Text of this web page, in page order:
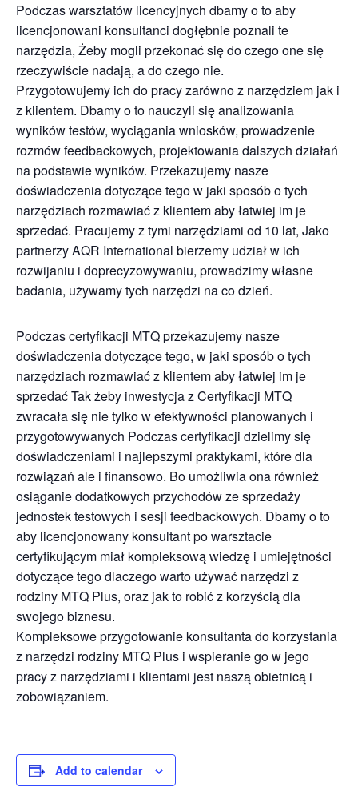
Podczas warsztatów licencyjnych dbamy o to aby
licencjonowani konsultanci dogłębnie poznali te
narzędzia, Żeby mogli przekonać się do czego one się
rzeczywiście nadają, a do czego nie.
Przygotowujemy ich do pracy zarówno z narzędziem jak i
z klientem. Dbamy o to nauczyli się analizowania
wyników testów, wyciągania wniosków, prowadzenie
rozmów feedbackowych, projektowania dalszych działań
na podstawie wyników. Przekazujemy nasze
doświadczenia dotyczące tego w jaki sposób o tych
narzędziach rozmawiać z klientem aby łatwiej im je
sprzedać. Pracujemy z tymi narzędziami od 10 lat, Jako
partnerzy AQR International bierzemy udział w ich
rozwijaniu i doprecyzowywaniu, prowadzimy własne
badania, używamy tych narzędzi na co dzień.
Podczas certyfikacji MTQ przekazujemy nasze
doświadczenia dotyczące tego, w jaki sposób o tych
narzędziach rozmawiać z klientem aby łatwiej im je
sprzedać Tak żeby inwestycja z Certyfikacji MTQ
zwracała się nie tylko w efektywności planowanych i
przygotowywanych Podczas certyfikacji dzielimy się
doświadczeniami i najlepszymi praktykami, które dla
rozwiązań ale i finansowo. Bo umożliwia ona również
osiąganie dodatkowych przychodów ze sprzedaży
jednostek testowych i sesji feedbackowych. Dbamy o to
aby licencjonowany konsultant po warsztacie
certyfikującym miał kompleksową wiedzę i umiejętności
dotyczące tego dlaczego warto używać narzędzi z
rodziny MTQ Plus, oraz jak to robić z korzyścią dla
swojego biznesu.
Kompleksowe przygotowanie konsultanta do korzystania
z narzędzi rodziny MTQ Plus i wspieranie go w jego
pracy z narzędziami i klientami jest naszą obietnicą i
zobowiązaniem.
Add to calendar